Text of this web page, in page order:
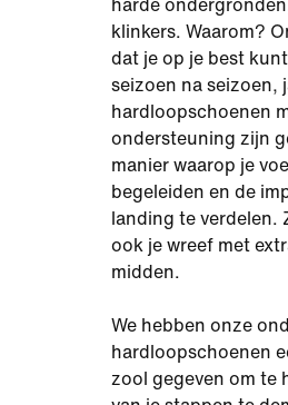
harde
klinkers. Waarom?
dat je op je best
seizoen na seizoen,
hardloopschoenen
ondersteuning zijn
manier waarop je
begeleiden en de
landing te verdelen.
ook je wreef met
midden.
We hebben onze
hardloopschoenen
zool gegeven om te